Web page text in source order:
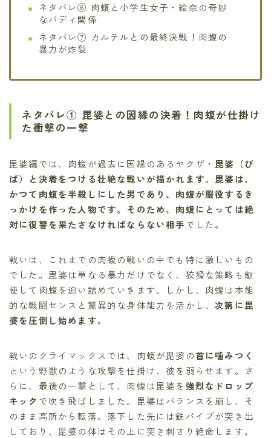
ネタバレ⑥ 肉蝮と小学生女子・絵奈の奇妙
なバディ関係
ネタバレ⑦ カルテルとの最終決戦！肉蝮の
暴力が炸裂
ネタバレ① 毘婆との因縁の決着！肉蝮が仕掛け
た衝撃の一撃
毘婆編では、肉蝮が過去に因縁のあるヤクザ・ 毘婆（び
ば）
と決着をつける壮絶な戦いが描かれます。毘婆は、
かつて肉蝮を半殺しにした男であり、肉蝮が服役するき
っかけを作った人物です。そのため、肉蝮にとっては絶
対に復讐を果たさなければならない相手でした。
戦いは、これまでの肉蝮の戦いの中でも特に激しいもの
でした。毘婆は単なる暴力だけでなく、狡猾な策略も駆
使して肉蝮を追い詰めていきます。しかし、肉蝮は本能
的な戦闘センスと驚異的な身体能力を活かし、次第に毘
婆を圧倒し始めます。
戦いのクライマックスでは、肉蝮が毘婆の首に噛みつく
という野獣のような攻撃を仕掛け、彼を弱らせます。さ
らに、最後の一撃として、肉蝮は毘婆を強烈なドロップ
キック で吹き飛ばしました。毘婆はバランスを崩し、そ
のまま高所から転落。落下した先には鉄パイプが突き出
しており、毘婆の体はその上に突き刺さり絶命します。